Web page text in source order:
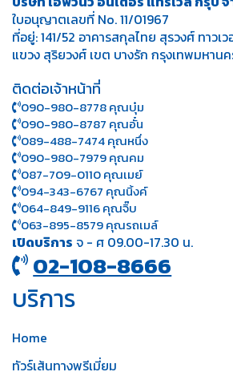
ใบอนุญาตเลขที่ No. 11/01967
ที่อยู่: 141/52 อาคารสกุลไทย สุรวงศ์ ทาวเ
แขวง สุริยวงศ์ เขต บางรัก กรุงเทพมหาน
ติดต่อเจ้าหน้าที่
090-980-8778 คุณบุ๋ม
090-980-8787 คุณอั๋น
089-488-7474 คุณหนึ่ง
090-980-7979 คุณคม
087-709-0110 คุณเมย์
094-343-6767 คุณนิ้งค์
064-849-9116 คุณจิ๊บ
063-895-8 579คุณรถเมล์
เปิดบริการ จ - ศ 09.00-17.30 น.
02-108-8666
บริการ
Home
ทัวร์เส้นทางพรีเมี่ยม